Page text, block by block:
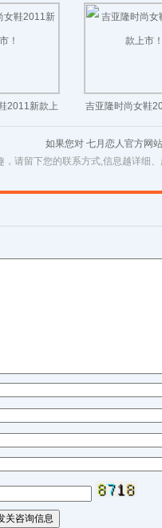
市
2011新款上 吉亚隆时尚女鞋
市！
如果您对 七月恋人官方网
，请留下您的联系方式,信息越详细